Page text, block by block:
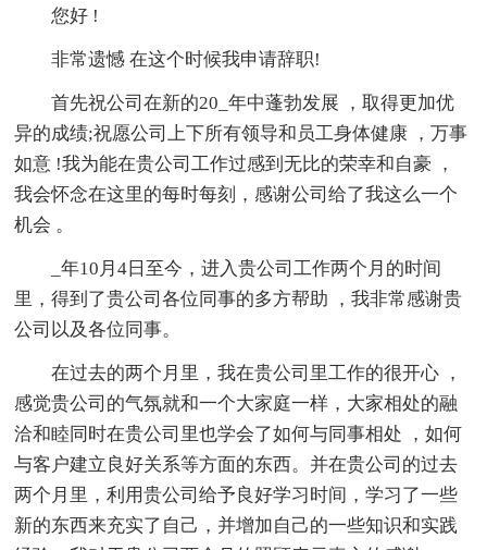
您好 !
非常遗憾 在这个时候我申请辞职!
首先祝公司在新的20_年中蓬勃发展 ，取得更加优
异的成绩;祝愿公司上下所有领导和员工身体健康 ，万事
如意 !我为能在贵公司工作过感到无比的荣幸和自豪 ，
我会怀念在这里的每时每刻，感谢公司给了我这么一个
机会 。
_年10月4日至今，进入贵公司工作两个月的时间
里，得到了贵公司各位同事的多方帮助 ，我非常感谢贵
公司以及各位同事。
在过去的两个月里，我在贵公司里工作的很开心 ，
感觉贵公司的气氛就和一个大家庭一样，大家相处的融
洽和睦同时在贵公司里也学会了如何与同事相处 ，如何
与客户建立良好关系等方面的东西。并在贵公司的过去
两个月里，利用贵公司给予良好学习时间，学习了一些
新的东西来充实了自己，并增加自己的一些知识和实践